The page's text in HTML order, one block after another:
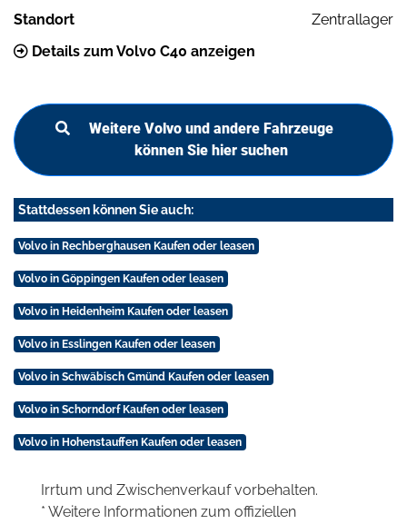
Standort
Zentrallager
Details zum Volvo C40 anzeigen
Weitere Volvo und andere Fahrzeuge
können Sie hier suchen
Stattdessen können Sie auch:
Volvo in Rechberghausen Kaufen oder leasen
Volvo in Göppingen Kaufen oder leasen
Volvo in Heidenheim Kaufen oder leasen
Volvo in Esslingen Kaufen oder leasen
Volvo in Schwäbisch Gmünd Kaufen oder leasen
Volvo in Schorndorf Kaufen oder leasen
Volvo in Hohenstauffen Kaufen oder leasen
Irrtum und Zwischenverkauf vorbehalten.
* Weitere Informationen zum offiziellen